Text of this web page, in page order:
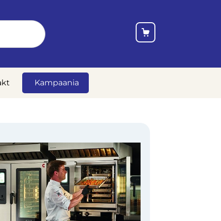
Kampaania